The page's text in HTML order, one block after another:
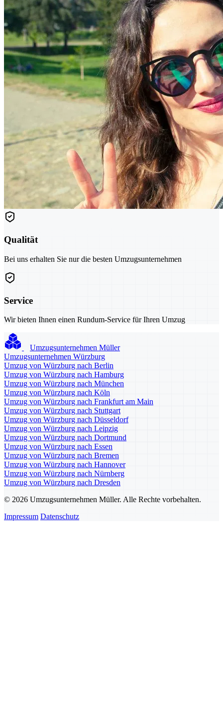
Qualität
Bei uns erhalten Sie nur die besten Umzugsunternehmen
Service
Wir bieten Ihnen einen Rundum-Service für Ihren Umzug
Umzugsunternehmen Müller
Umzugsunternehmen Würzburg
Umzug von Würzburg nach Berlin
Umzug von Würzburg nach Hamburg
Umzug von Würzburg nach München
Umzug von Würzburg nach Köln
Umzug von Würzburg nach Frankfurt am Main
Umzug von Würzburg nach Stuttgart
Umzug von Würzburg nach Düsseldorf
Umzug von Würzburg nach Leipzig
Umzug von Würzburg nach Dortmund
Umzug von Würzburg nach Essen
Umzug von Würzburg nach Bremen
Umzug von Würzburg nach Hannover
Umzug von Würzburg nach Nürnberg
Umzug von Würzburg nach Dresden
© 2026 Umzugsunternehmen Müller. Alle Rechte vorbehalten.
Impressum Datenschutz